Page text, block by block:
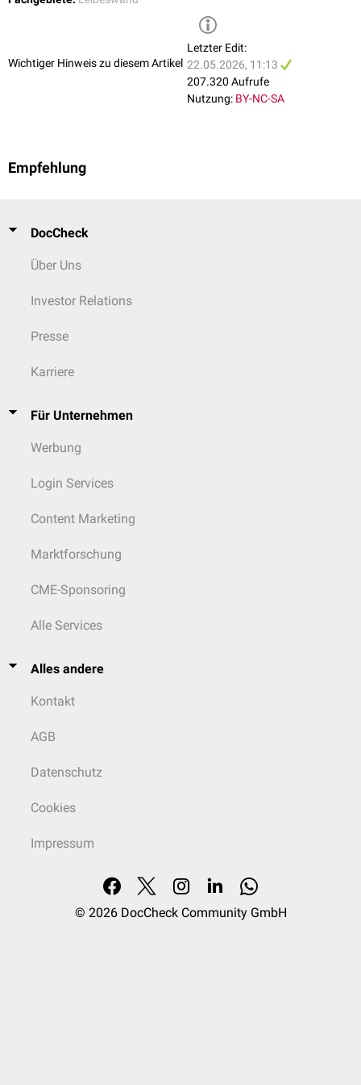
Acetabulum
Darmbeinschaufel (iliakale Grube)
Darmbeinkörper
Musculus rectus femoris
Musculus iliacuszieht als Hüftmuskel von der
Innenseite der Darmbeinschaufel zumOberschenkelknochen
Wichtiger Hinweis zu diesem Artikel
Letzter Edit:
22.05.2026, 11:13
207.320 Aufrufe
Nutzung: BY-NC-SA
Empfehlung
DocCheck
Über Uns
Investor Relations
Presse
Karriere
Für Unternehmen
Werbung
Login Services
Content Marketing
Marktforschung
CME-Sponsoring
Alle Services
Alles andere
Kontakt
AGB
Datenschutz
Cookies
Impressum
© 2026 DocCheck Community GmbH